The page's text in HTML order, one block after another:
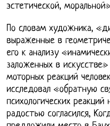
эстетической,
По словам художника,
выраженные в
его к анализу
заложенных в
моторных реакций
исследовал «обратную
психологических
радостью согласился,